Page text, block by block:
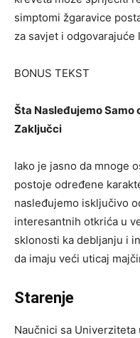
simptomi žgaravice
za savjet i odgovarajuće
BONUS TEKST
Šta Nasleđujemo Samo
Zaključci
Iako je jasno da mnoge
postoje određene
nasleđujemo isključivo
interesantnih otkrića u
sklonosti ka debljanju i
da imaju veći uticaj
Starenje
Naučnici sa